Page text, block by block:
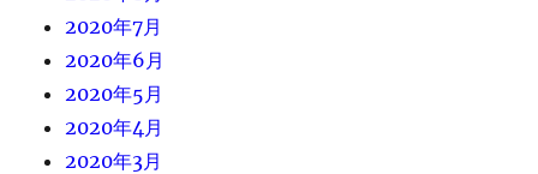
2020年7月
2020年6月
2020年5月
2020年4月
2020年3月